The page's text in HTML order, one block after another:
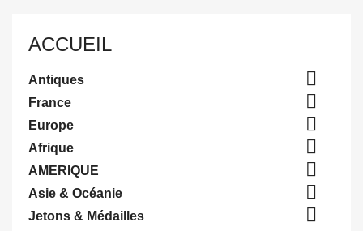
ACCUEIL
Antiques 
France 
Europe 
Afrique 
AMERIQUE 
Asie & Océanie 
Jetons & Médailles 